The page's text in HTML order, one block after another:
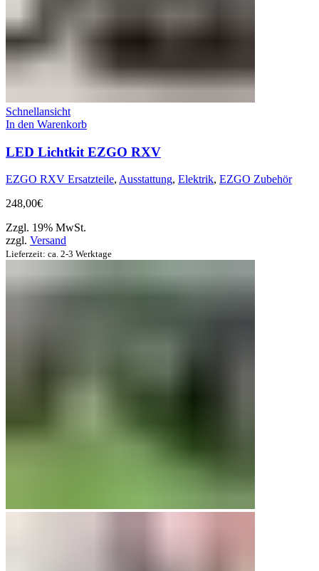
Schnellansicht
In den Warenkorb
LED Lichtkit EZGO RXV
EZGO RXV Ersatzteile, Ausstattung, Elektrik, EZGO Zubehör
248,00€
Zzgl. 19% MwSt.
zzgl. Versand
Lieferzeit: ca. 2-3 Werktage